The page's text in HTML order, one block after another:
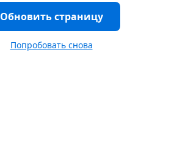
Обновить страницу
Попробовать снова